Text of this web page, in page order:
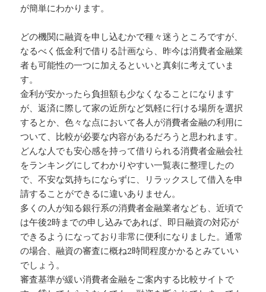
が簡単にわかります。
どの機関に融資を申し込むかで種々迷うところですが、
なるべく低金利で借りる計画なら、昨今は消費者金融業
者も可能性の一つに加えるといいと真剣に考えていま
す。
金利が安かったら負担額も少なくなることになります
が、返済に際して家の近所など気軽に行ける場所を選択
するとか、色々な点において各人が消費者金融の利用に
ついて、比較が必要な内容があるだろうと思われます。
どんな人でも安心感を持って借りられる消費者金融会社
をランキングにしてわかりやすい一覧表に整理したの
で、不安な気持ちにならずに、リラックスして借入を申
請することができるに違いありません。
多くの人が知る銀行系の消費者金融業者なども、近頃で
は午後2時までの申し込みであれば、即日融資の対応が
できるようになっており非常に便利になりました。通常
の場合、融資の審査に概ね2時間程度かかるとみていい
でしょう。
審査基準が緩い消費者金融をご案内する比較サイトで